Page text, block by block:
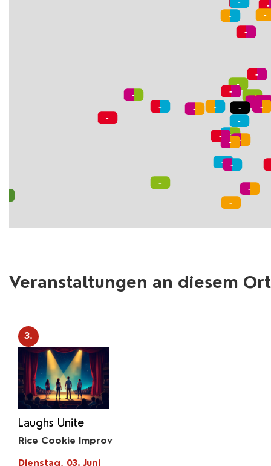
Veranstaltungen an diesem Ort
3.
Laughs Unite
Rice Cookie Improv
Dienstag, 03. Juni